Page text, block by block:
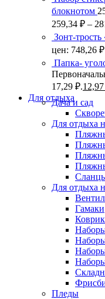
блокнотом
259,34 ₽ –
Зонт-трость
цен: 748,26
Папка-
17,29 ₽.12,97
Для отдыха
Дача и сад
Для отдыха
Для отдыха
Гамаки
Пледы